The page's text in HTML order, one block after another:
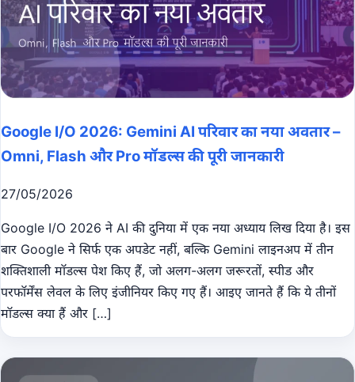
Google I/O 2026: Gemini AI परिवार का नया अवतार –
Omni, Flash और Pro मॉडल्स की पूरी जानकारी
27/05/2026
Google I/O 2026 ने AI की दुनिया में एक नया अध्याय लिख दिया है। इस
बार Google ने सिर्फ एक अपडेट नहीं, बल्कि Gemini लाइनअप में तीन
शक्तिशाली मॉडल्स पेश किए हैं, जो अलग-अलग जरूरतों, स्पीड और
परफॉर्मेंस लेवल के लिए इंजीनियर किए गए हैं। आइए जानते हैं कि ये तीनों
मॉडल्स क्या हैं और […]